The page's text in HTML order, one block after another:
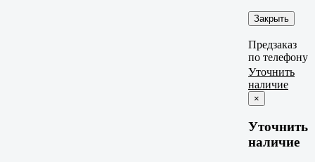
Закрыть
Предзаказ
по телефону
Уточнить
наличие
×
Уточнить
наличие